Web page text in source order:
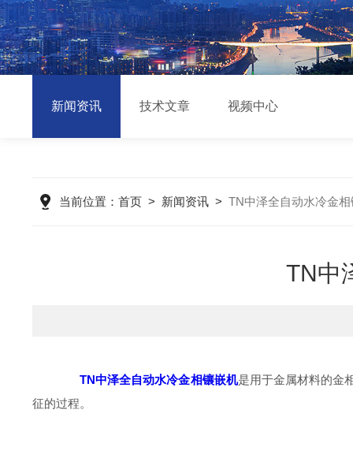
新闻资讯 技术文章 视频中心
当前位置： 首页> 新闻资讯> TN中泽全自动水冷金
TN中
TN中泽全自动水冷金相镶嵌机是用于金属材料的金
征的过程。